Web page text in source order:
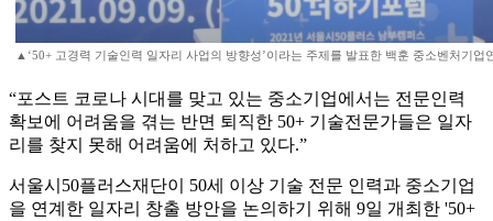
▲‘50+ 고경력 기술인력 일자리 사업의 방향성’이라는 주제를 발표한 백훈 중소벤처기업
“포스트 코로나 시대를 맞고 있는 중소기업에서는 전문인력
확보에 어려움을 겪는 반면 퇴직한 50+ 기술전문가들은 일자
리를 찾지 못해 어려움에 처하고 있다.”
서울시50플러스재단이 50세 이상 기술 전문 인력과 중소기업
을 연계한 일자리 창출 방안을 논의하기 위해 9일 개최한 '50+